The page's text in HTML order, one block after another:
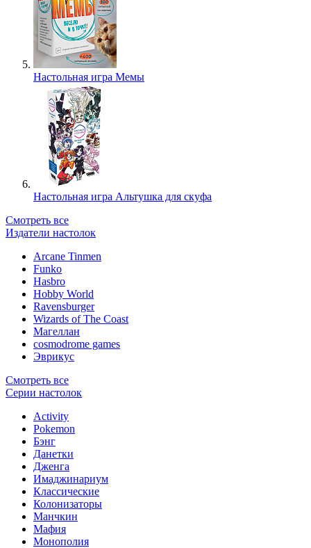
Настольная игра Мемы
Настольная игра Альтушка для скуфа
Смотреть все
Издатели настолок
Arcane Tinmen
Funko
Hasbro
Hobby World
Ravensburger
Wizards of The Coast
Магеллан
сosmodrome games
Эврикус
Смотреть все
Серии настолок
Activity
Pokemon
Бэнг
Данетки
Дженга
Имаджинариум
Классические
Колонизаторы
Манчкин
Мафия
Монополия